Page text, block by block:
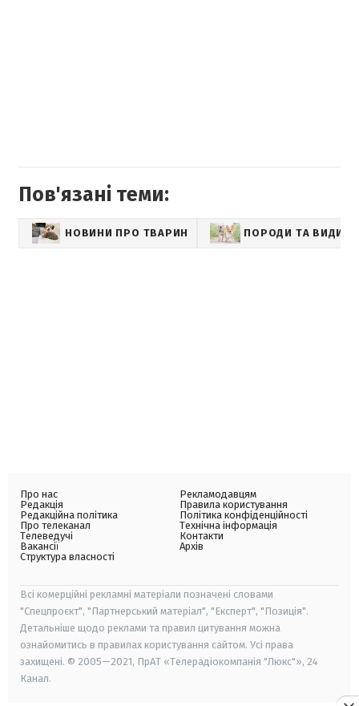
Пов'язані теми:
НОВИНИ ПРО ТВАРИН ПОРОДИ ТА ВИДИ
Про нас
Редакція
Редакційна політика
Про телеканал
Телеведучі
Вакансії
Структура власності
Рекламодавцям
Правила користування
Політика конфіденційності
Технічна інформація
Контакти
Архів
Всі комерційні рекламні матеріали позначені словами
"Спецпроєкт", "Партнерський матеріал", "Експерт", "Позиція".
Детальніше щодо реклами та правил цитування можна
ознайомитись в правилах користування сайтом. Усі права
захищені. © 2005—2021, ПрАТ «Телерадіокомпанія "Люкс"», 24
Канал.